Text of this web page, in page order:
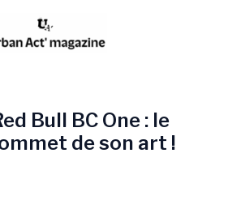
Bull BC One : le
de son art !